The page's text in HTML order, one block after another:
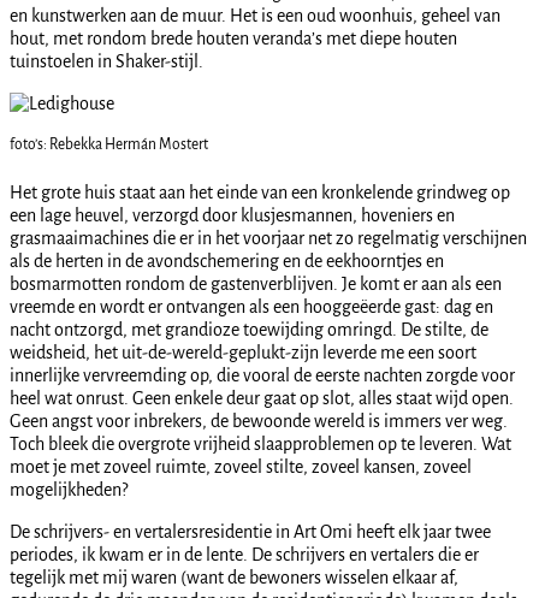
en kunstwerken aan de muur. Het is een oud woonhuis, geheel van
hout, met rondom brede houten veranda’s met diepe houten
tuinstoelen in Shaker-stijl.
foto’s: Rebekka Hermán Mostert
Het grote huis staat aan het einde van een kronkelende grindweg op
een lage heuvel, verzorgd door klusjesmannen, hoveniers en
grasmaaimachines die er in het voorjaar net zo regelmatig verschijnen
als de herten in de avondschemering en de eekhoorntjes en
bosmarmotten rondom de gastenverblijven. Je komt er aan als een
vreemde en wordt er ontvangen als een hooggeëerde gast: dag en
nacht ontzorgd, met grandioze toewijding omringd. De stilte, de
weidsheid, het uit-de-wereld-geplukt-zijn leverde me een soort
innerlijke vervreemding op, die vooral de eerste nachten zorgde voor
heel wat onrust. Geen enkele deur gaat op slot, alles staat wijd open.
Geen angst voor inbrekers, de bewoonde wereld is immers ver weg.
Toch bleek die overgrote vrijheid slaapproblemen op te leveren. Wat
moet je met zoveel ruimte, zoveel stilte, zoveel kansen, zoveel
mogelijkheden?
De schrijvers- en vertalersresidentie in Art Omi heeft elk jaar twee
periodes, ik kwam er in de lente. De schrijvers en vertalers die er
tegelijk met mij waren (want de bewoners wisselen elkaar af,